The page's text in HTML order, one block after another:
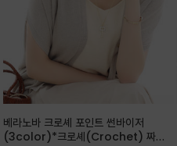
베라노바 크로셰 포인트 썬바이저
(3color)*크로셰(Crochet) 짜임